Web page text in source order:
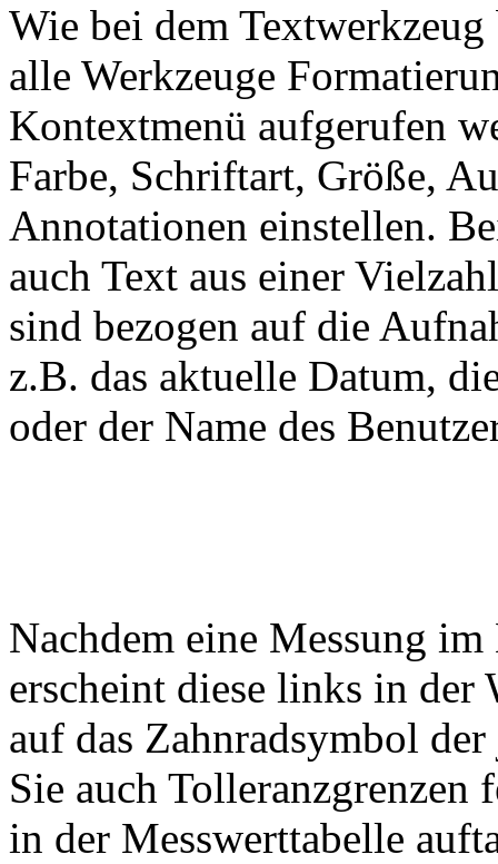
Wie bei dem
alle Werkzeuge
Kontextmenü aufgerufen
Farbe, Schriftart, Größe,
Annotationen einstellen.
auch Text aus einer
sind bezogen auf die
z.B. das aktuelle Datum,
oder der Name des
Nachdem eine Messung
erscheint diese links in
auf das Zahnradsymbol
Sie auch Tolleranzgrenzen
in der Messwerttabelle